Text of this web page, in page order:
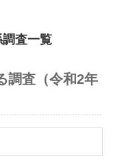
査一覧
調査（令和2年